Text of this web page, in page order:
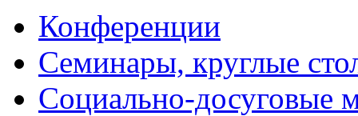
Конференции
Семинары, круглые
Социально-досуговые